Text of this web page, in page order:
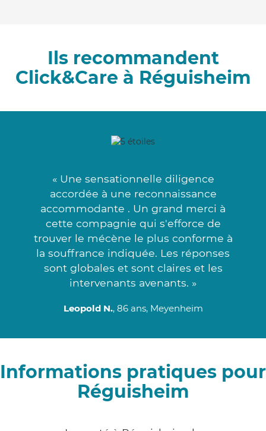
Ils recommandent
Click&Care à Réguisheim
« Une sensationnelle diligence
accordée à une reconnaissance
accommodante . Un grand merci à
cette compagnie qui s'efforce de
trouver le mécène le plus conforme à
la souffrance indiquée. Les réponses
sont globales et sont claires et les
intervenants avenants. »
Leopold N., 86 ans, Meyenheim
Informations pratiques pour
Réguisheim